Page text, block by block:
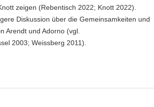
zeigen (Rebentisch 2022; Knott 2022).
Diskussion über die Gemeinsamkeiten und
Arendt und Adorno (vgl.
2003; Weissberg 2011).